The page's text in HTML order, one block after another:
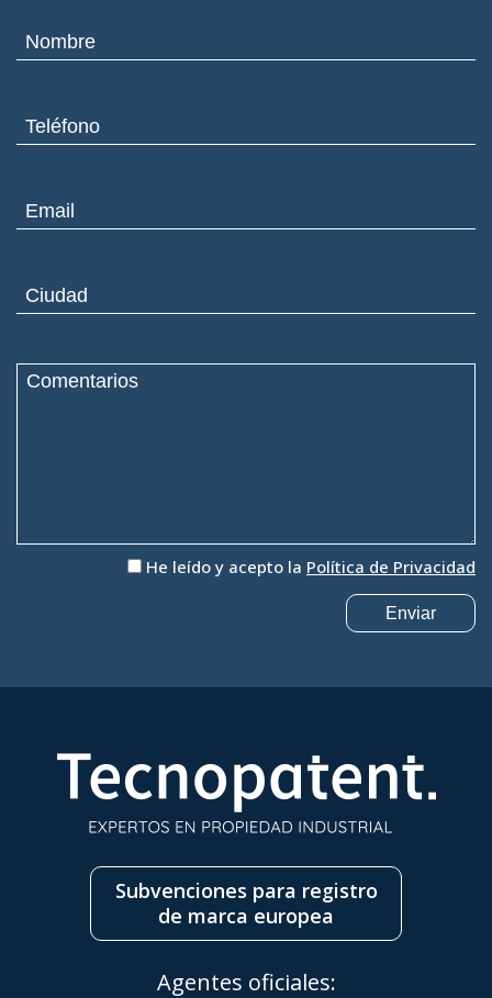
He leído y acepto la Política de Privacidad
Subvenciones para registro
de marca europea
Agentes oficiales: